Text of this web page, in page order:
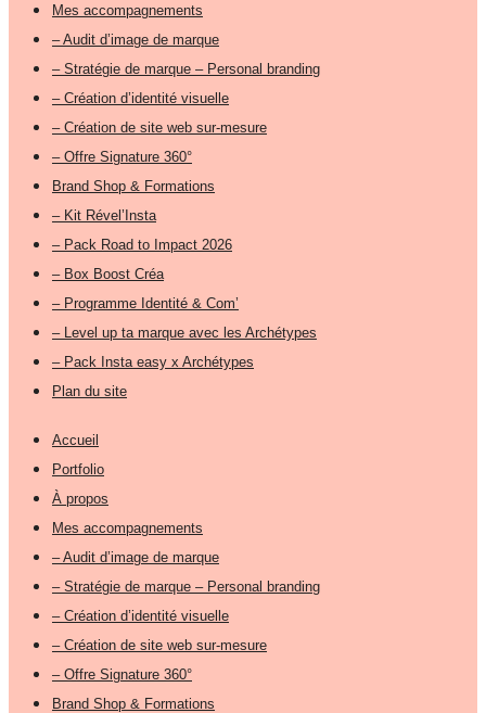
Mes accompagnements
– Audit d’image de marque
– Stratégie de marque – Personal branding
– Création d’identité visuelle
– Création de site web sur-mesure
– Offre Signature 360°
Brand Shop & Formations
– Kit Rével’Insta
– Pack Road to Impact 2026
– Box Boost Créa
– Programme Identité & Com’
– Level up ta marque avec les Archétypes
– Pack Insta easy x Archétypes
Plan du site
Accueil
Portfolio
À propos
Mes accompagnements
– Audit d’image de marque
– Stratégie de marque – Personal branding
– Création d’identité visuelle
– Création de site web sur-mesure
– Offre Signature 360°
Brand Shop & Formations